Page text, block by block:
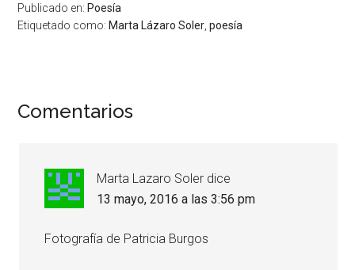
Publicado en: Poesía
Etiquetado como: Marta Lázaro Soler,poesía
Comentarios
Marta Lazaro Soler dice
13 mayo, 2016 a las 3:56 pm
Fotografía de Patricia Burgos